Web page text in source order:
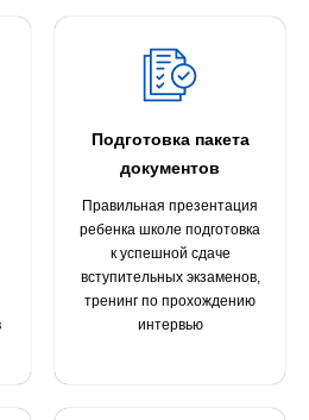
Подготовка пакета
документов
Правильная презентация
ребенка школе подготовка
к успешной сдаче
вступительных экзаменов,
тренинг по прохождению
интервью